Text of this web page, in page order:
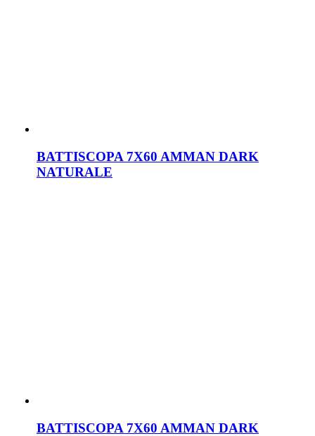
BATTISCOPA 7X60 AMMAN DARK
NATURALE
BATTISCOPA 7X60 AMMAN DARK